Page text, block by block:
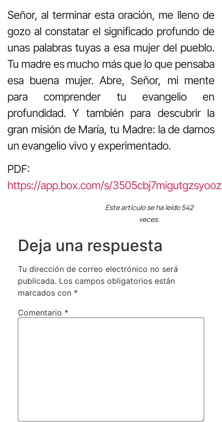
Señor, al terminar esta oración, me lleno de
gozo al constatar el significado profundo de
unas palabras tuyas a esa mujer del pueblo.
Tu madre es mucho más que lo que pensaba
esa buena mujer. Abre, Señor, mi mente
para comprender tu evangelio en
profundidad. Y también para descubrir la
gran misión de María, tu Madre: la de darnos
un evangelio vivo y experimentado.
PDF:
https://app.box.com/s/
Este artículo se ha leído 542
veces.
Deja una respuesta
Tu dirección de correo electrónico no será
publicada. Los campos obligatorios están
marcados con *
Comentario *